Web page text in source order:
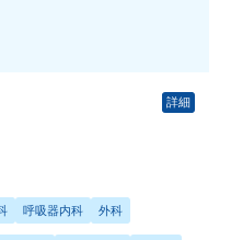
詳細
呼吸器内科 外科